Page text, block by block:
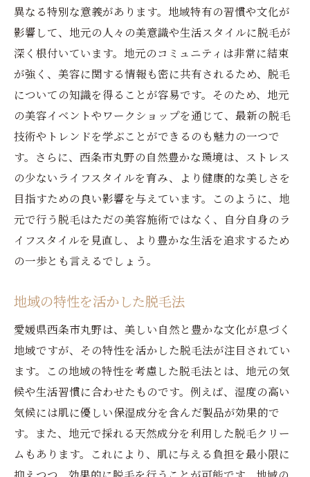
異なる特別な意義があります。地域特有の習慣や文化が
影響して、地元の人々の美意識や生活スタイルに脱毛が
深く根付いています。地元のコミュニティは非常に結束
が強く、美容に関する情報も密に共有されるため、脱毛
についての知識を得ることが容易です。そのため、地元
の美容イベントやワークショップを通じて、最新の脱毛
技術やトレンドを学ぶことができるのも魅力の一つで
す。さらに、西条市丸野の自然豊かな環境は、ストレス
の少ないライフスタイルを育み、より健康的な美しさを
目指すための良い影響を与えています。このように、地
元で行う脱毛はただの美容施術ではなく、自分自身のラ
イフスタイルを見直し、より豊かな生活を追求するため
の一歩とも言えるでしょう。
地域の特性を活かした脱毛法
愛媛県西条市丸野は、美しい自然と豊かな文化が息づく
地域ですが、その特性を活かした脱毛法が注目されてい
ます。この地域の特性を考慮した脱毛法とは、地元の気
候や生活習慣に合わせたものです。例えば、湿度の高い
気候には肌に優しい保湿成分を含んだ製品が効果的で
す。また、地元で採れる天然成分を利用した脱毛クリー
ムもあります。これにより、肌に与える負担を最小限に